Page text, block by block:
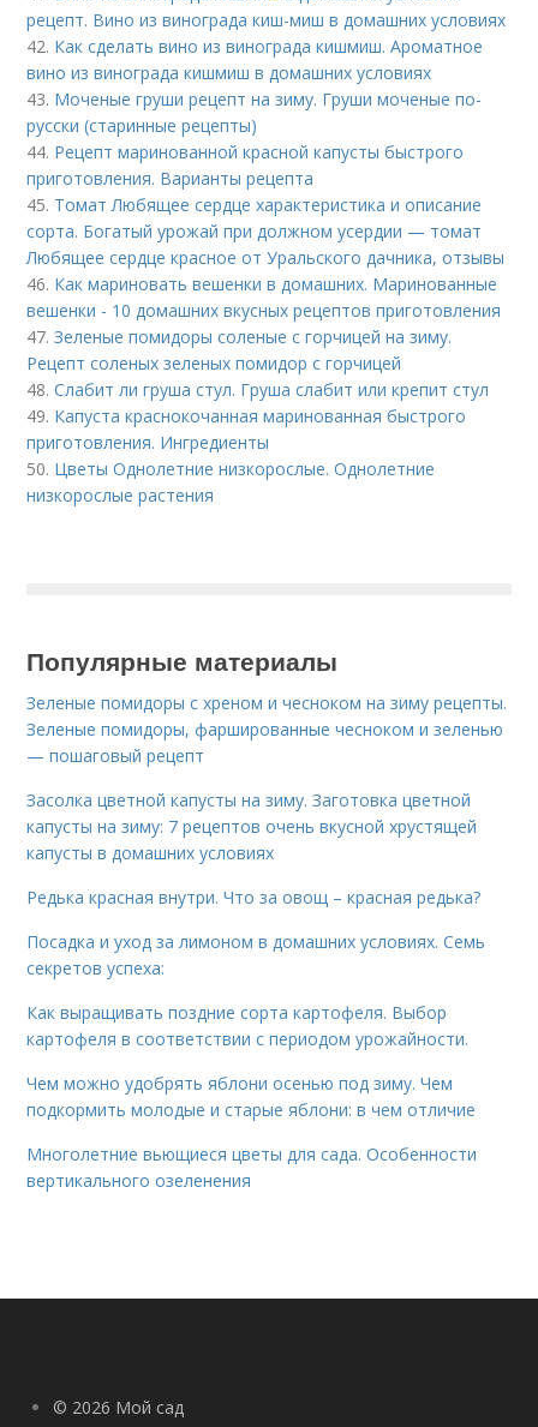
рецепт. Вино из винограда киш-миш в домашних условиях
42. Как сделать вино из винограда кишмиш. Ароматное
вино из винограда кишмиш в домашних условиях
43. Моченые груши рецепт на зиму. Груши моченые по-
русски (старинные рецепты)
44. Рецепт маринованной красной капусты быстрого
приготовления. Варианты рецепта
45. Томат Любящее сердце характеристика и описание
сорта. Богатый урожай при должном усердии — томат
Любящее сердце красное от Уральского дачника, отзывы
46. Как мариновать вешенки в домашних. Маринованные
вешенки - 10 домашних вкусных рецептов приготовления
47.Зеленые помидоры соленые с горчицей на зиму.
Рецепт соленых зеленых помидор с горчицей
48.Слабит ли груша стул. Груша слабит или крепит стул
49. Капуста краснокочанная маринованная быстрого
приготовления. Ингредиенты
50. Цветы Однолетние низкорослые. Однолетние
низкорослые растения
Популярные материалы
Зеленые помидоры с хреном и чесноком на зиму рецепты.
Зеленые помидоры, фаршированные чесноком и зеленью
— пошаговый рецепт
Засолка цветной капусты на зиму. Заготовка цветной
капусты на зиму: 7 рецептов очень вкусной хрустящей
капусты в домашних условиях
Редька красная внутри. Что за овощ – красная редька?
Посадка и уход за лимоном в домашних условиях. Семь
секретов успеха:
Как выращивать поздние сорта картофеля. Выбор
картофеля в соответствии с периодом урожайности.
Чем можно удобрять яблони осенью под зиму. Чем
подкормить молодые и старые яблони: в чем отличие
Многолетние вьющиеся цветы для сада. Особенности
вертикального озеленения
© 2026 Мой сад